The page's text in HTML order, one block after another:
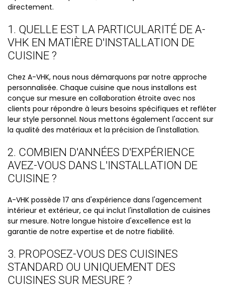
directement.
1. QUELLE EST LA PARTICULARITÉ DE A-
VHK EN MATIÈRE D'INSTALLATION DE
CUISINE ?
Chez A-VHK, nous nous démarquons par notre approche
personnalisée. Chaque cuisine que nous installons est
conçue sur mesure en collaboration étroite avec nos
clients pour répondre à leurs besoins spécifiques et refléter
leur style personnel. Nous mettons également l'accent sur
la qualité des matériaux et la précision de l'installation.
2. COMBIEN D'ANNÉES D'EXPÉRIENCE
AVEZ-VOUS DANS L'INSTALLATION DE
CUISINE ?
A-VHK possède 17 ans d'expérience dans l'agencement
intérieur et extérieur, ce qui inclut l'installation de cuisines
sur mesure. Notre longue histoire d'excellence est la
garantie de notre expertise et de notre fiabilité.
3. PROPOSEZ-VOUS DES CUISINES
STANDARD OU UNIQUEMENT DES
CUISINES SUR MESURE ?